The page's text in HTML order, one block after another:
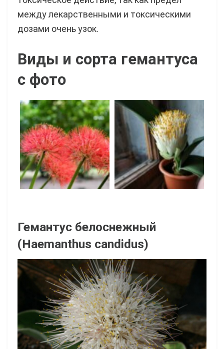
между лекарственными и токсическими
дозами очень узок.
Виды и сорта гемантуса
с фото
Гемантус белоснежный
(Haemanthus candidus)